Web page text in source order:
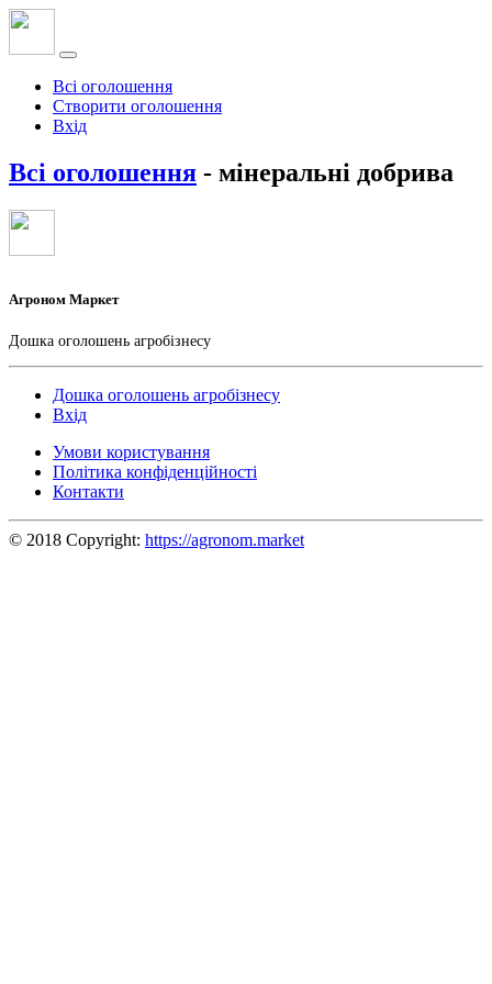
Всі оголошення
Створити оголошення
Вхід
Всі оголошення - мінеральні добрива
Агроном Маркет
Дошка оголошень агробізнесу
Дошка оголошень агробізнесу
Вхід
Умови користування
Політика конфіденційності
Контакти
© 2018 Copyright: https://agronom.market